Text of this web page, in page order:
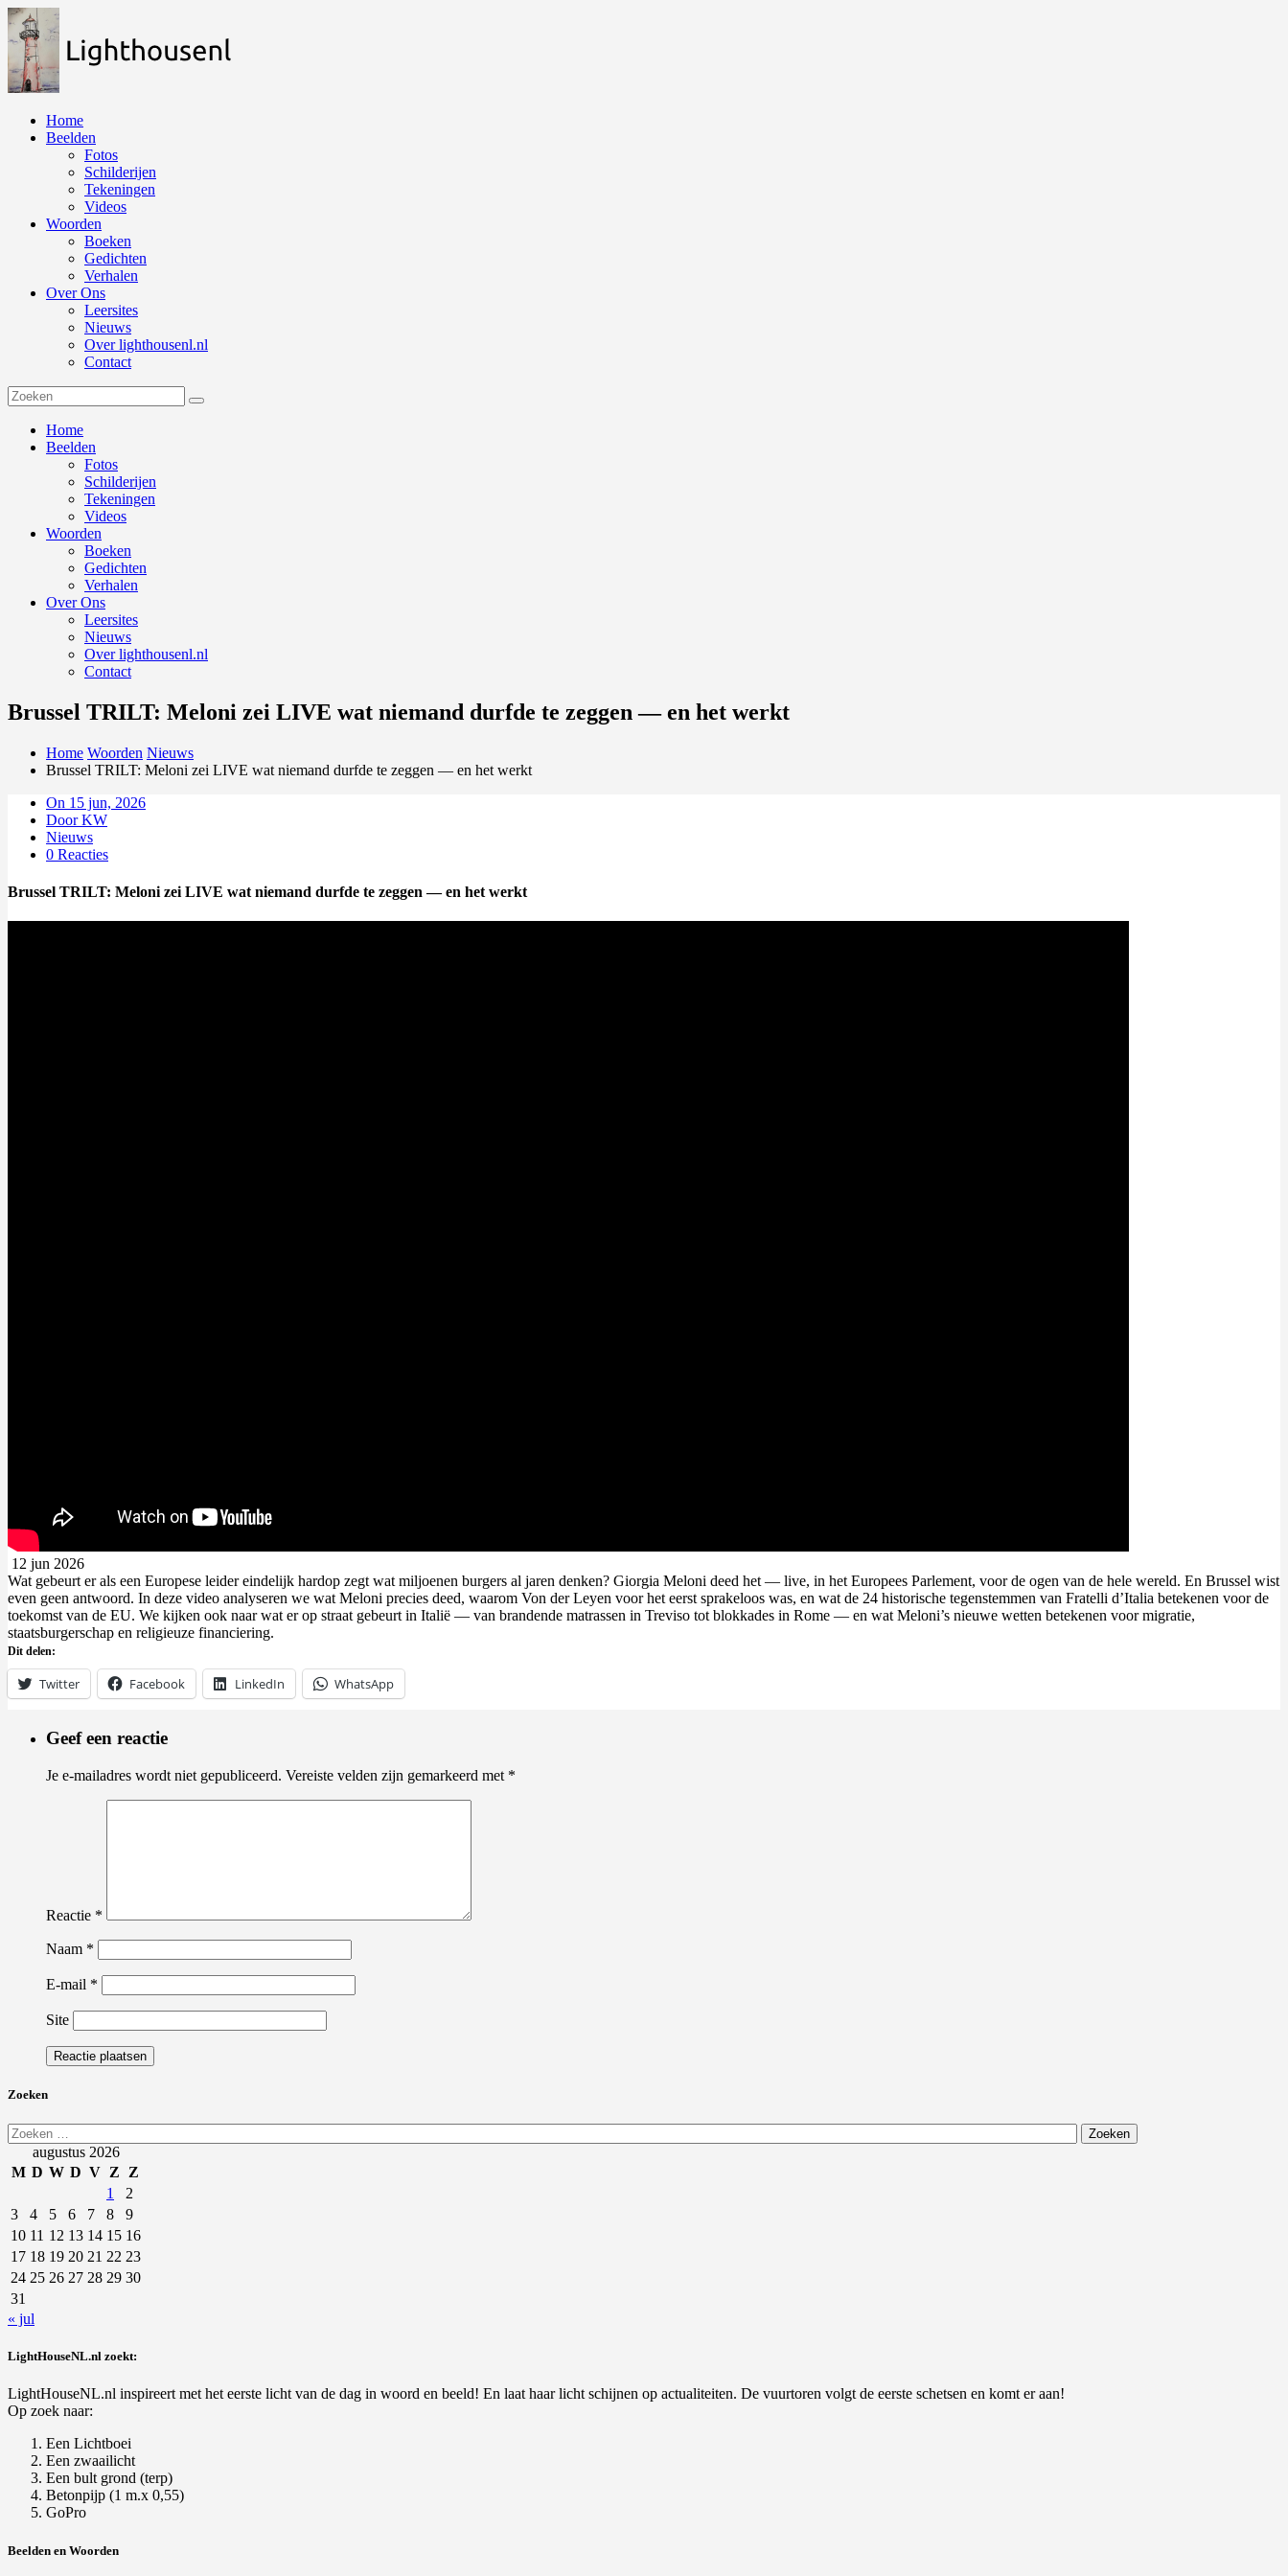
Naar
de
inhoud
springen
Home
Beelden
Fotos
Schilderijen
Tekeningen
Videos
Woorden
Boeken
Gedichten
Verhalen
Over Ons
Leersites
Nieuws
Over lighthousenl.nl
Contact
Home
Beelden
Fotos
Schilderijen
Tekeningen
Videos
Woorden
Boeken
Gedichten
Verhalen
Over Ons
Leersites
Nieuws
Over lighthousenl.nl
Contact
Brussel TRILT: Meloni zei LIVE wat niemand durfde te zeggen — en het werkt
Home Woorden Nieuws
Brussel TRILT: Meloni zei LIVE wat niemand durfde te zeggen — en het werkt
On 15 jun, 2026
Door KW
Nieuws
0 Reacties
Brussel TRILT: Meloni zei LIVE wat niemand durfde te zeggen — en het werkt
12 jun 2026
Wat gebeurt er als een Europese leider eindelijk hardop zegt wat miljoenen burgers al jaren denken? Giorgia Meloni deed het — live, in het Europees Parlement, voor de ogen van de hele wereld. En Brussel wist
even geen antwoord. In deze video analyseren we wat Meloni precies deed, waarom Von der Leyen voor het eerst sprakeloos was, en wat de 24 historische tegenstemmen van Fratelli d’Italia betekenen voor de
toekomst van de EU. We kijken ook naar wat er op straat gebeurt in Italië — van brandende matrassen in Treviso tot blokkades in Rome — en wat Meloni’s nieuwe wetten betekenen voor migratie,
staatsburgerschap en religieuze financiering.
Dit delen:
Twitter Facebook LinkedIn WhatsApp
Geef een reactie
Je e-mailadres wordt niet gepubliceerd. Vereiste velden zijn gemarkeerd met *
Reactie *
Naam *
E-mail *
Site
Zoeken
Zoeken
naar:augustus 2026
M D W D V Z
Z
1
2
3
4 5 6 7 8
9
10 11 12 13 14 15 16
17 18 19 20 21 22 23
24 25 26 27 28 29 30
31
« jul
LightHouseNL.nl zoekt:
LightHouseNL.nl inspireert met het eerste licht van de dag in woord en beeld! En laat haar licht schijnen op actualiteiten. De vuurtoren volgt de eerste schetsen en komt er aan!
Op zoek naar:
Een Lichtboei
Een zwaailicht
Een bult grond (terp)
Betonpijp (1 m.x 0,55)
GoPro
Beelden en Woorden